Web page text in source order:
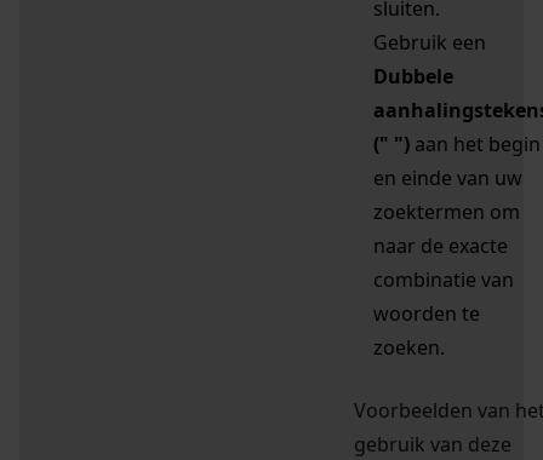
sluiten.
Gebruik een
Dubbele
(" ") aan het begin
en einde van uw
zoektermen om
naar de exacte
combinatie van
woorden te
zoeken.
Voorbeelden van
gebruik van deze